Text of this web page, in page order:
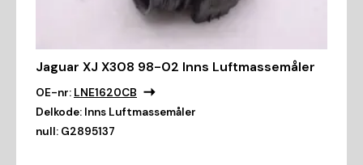
Jaguar XJ X308 98-02 Inns Luftmassemåler
OE-nr: LNE1620CB
Delkode: Inns Luftmassemåler
null: G2895137